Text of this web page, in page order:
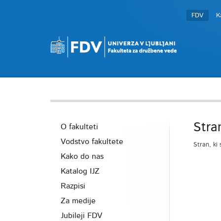
FDV
O fakulteti
Vodstvo fakultete
Kako do nas
Katalog IJZ
Razpisi
Za medije
Jubileji FDV
Stran, ki